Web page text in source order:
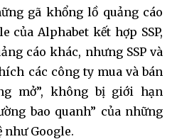
gã khổng lồ quảng cáo
của Alphabet kết hợp SSP,
cáo khác, nhưng SSP và
các công ty mua và bán
mở”, không bị giới hạn
bao quanh” của những
như Google.